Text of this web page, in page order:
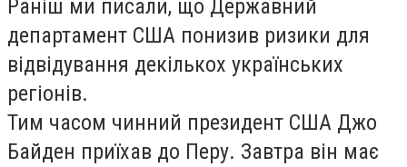
Раніш ми писали, що Державний
департамент США понизив ризики для
відвідування декількох українських
регіонів.
Тим часом чинний президент США Джо
Байден приїхав до Перу. Завтра він має